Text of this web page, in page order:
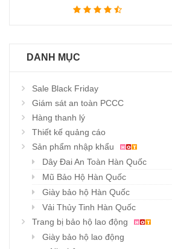
DANH MỤC
Sale Black Friday
Giám sát an toàn PCCC
Hàng thanh lý
Thiết kế quảng cáo
Sản phẩm nhập khẩu
Dây Đai An Toàn Hàn Quốc
Mũ Bảo Hộ Hàn Quốc
Giày bảo hộ Hàn Quốc
Vải Thủy Tinh Hàn Quốc
Trang bị bảo hộ lao động
Giày bảo hộ lao động